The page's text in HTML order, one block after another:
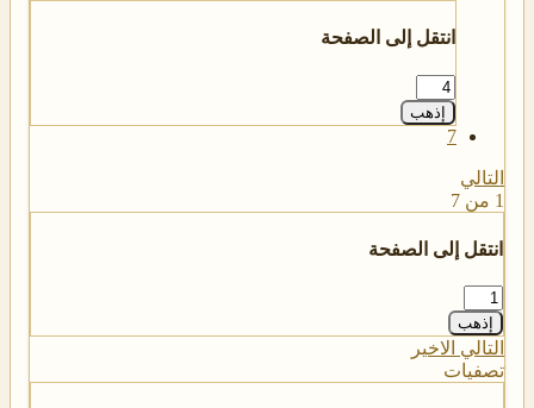
انتقل إلى الصفحة
إذهب
7
التالي
1 من 7
انتقل إلى الصفحة
إذهب
التالي الاخير
تصفيات